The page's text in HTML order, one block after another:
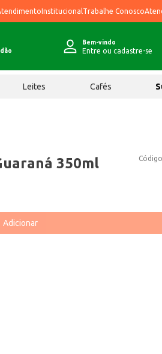
Institucional Trabalhe Conosco
Bem-vindo
Entre ou cadastre-se
Leites Cafés
350ml
Adicionar